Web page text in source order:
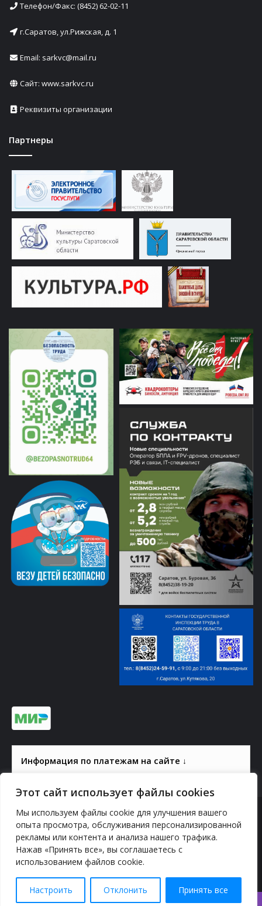
Этот сайт использует файлы cookies
Мы используем файлы cookie для улучшения вашего
опыта просмотра, обслуживания персонализированной
рекламы или контента и анализа нашего трафика.
Нажав «Принять все», вы соглашаетесь с
использованием файлов cookie.
Настроить Отклонить Принять все
Телефон/Факс: (8452) 62-02-11
г.Саратов, ул.Рижская, д. 1
Email: sarkvc@mail.ru
Сайт: www.sarkvc.ru
Реквизиты организации
Партнеры
Информация по платежам на сайте ↓
© 2000-2026, ГАУК СОМ КВЦ
Политика конфиденциальности
YouTube
vk.com